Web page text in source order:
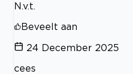
N.v.t.
Beveelt aan
24 December 2025
cees